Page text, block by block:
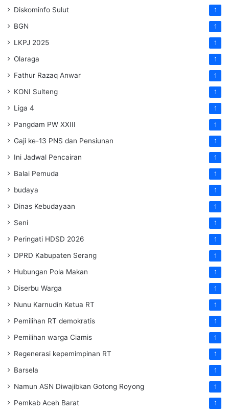
Diskominfo Sulut 1
BGN 1
LKPJ 2025 1
Olaraga 1
Fathur Razaq Anwar 1
KONI Sulteng 1
Liga 4 1
Pangdam PW XXIII 1
Gaji ke-13 PNS dan Pensiunan 1
Ini Jadwal Pencairan 1
Balai Pemuda 1
budaya 1
Dinas Kebudayaan 1
Seni 1
Peringati HDSD 2026 1
DPRD Kabupaten Serang 1
Hubungan Pola Makan 1
Diserbu Warga 1
Nunu Karnudin Ketua RT 1
Pemilihan RT demokratis 1
Pemilihan warga Ciamis 1
Regenerasi kepemimpinan RT 1
Barsela 1
Namun ASN Diwajibkan Gotong Royong 1
Pemkab Aceh Barat 1